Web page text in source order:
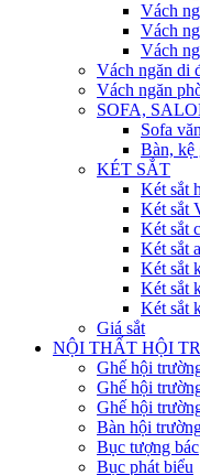
Vách
Vách
Vách
Vách ngăn di
Vách ngăn
SOFA,
Sofa
Bàn, kệ
KÉT SẮT
Két sắt
Két sắt
Két sắt
Két sắt
Két sắt
Két sắt
Két sắt
Giá sắt
NỘI THẤT HỘI
Ghế hội
Ghế hội
Ghế hội
Bàn hội
Bục tượng bác
Bục phát biểu